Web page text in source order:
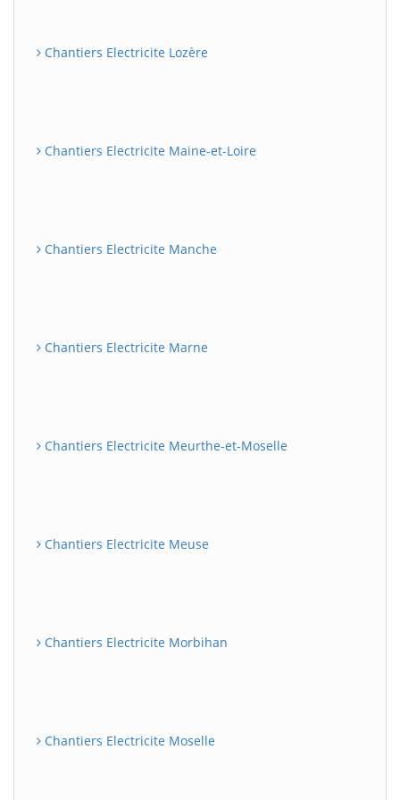
Chantiers Electricite Lozère
Chantiers Electricite Maine-et-Loire
Chantiers Electricite Manche
Chantiers Electricite Marne
Chantiers Electricite Meurthe-et-Moselle
Chantiers Electricite Meuse
Chantiers Electricite Morbihan
Chantiers Electricite Moselle